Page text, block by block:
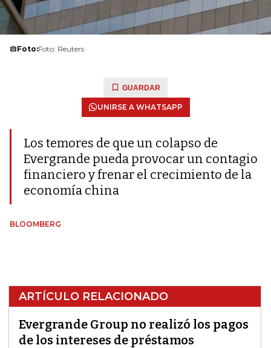
Foto:Foto: Reuters
GUARDAR
UNIRSE A WHATSAPP
Los temores de que un colapso de
Evergrande pueda provocar un contagio
financiero y frenar el crecimiento de la
economía china
BLOOMBERG
ARTÍCULO RELACIONADO
Evergrande Group no realizó los pagos
de los intereses de préstamos